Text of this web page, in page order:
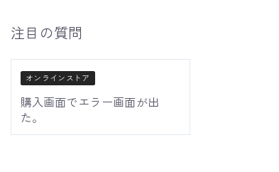
注目の質問
オンラインストア
購入画面でエラー画面が出
た。